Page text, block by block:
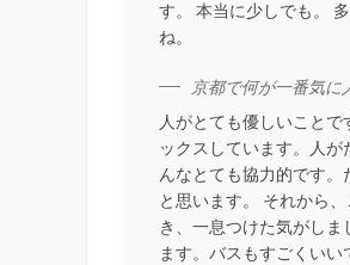
す。 本当に少しでも。
ね。
京都で何が一番気に
人がとても優しいこと
ックスしています。人
んなとても協力的です
と思います。 それから
き、一息つけた気がし
ます。バスもすごくい